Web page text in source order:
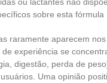
sobre esta fórmula
raramente aparecem
experiência se
digestão, perda de
Uma opinião